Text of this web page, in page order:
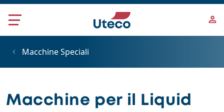
Salta al contenuto principale
Macchine Speciali
Macchine per il Liquid